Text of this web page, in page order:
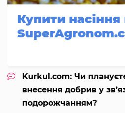
Купити насіння
Kurkul.com: Чи
внесення добрив у
подорожчанням?